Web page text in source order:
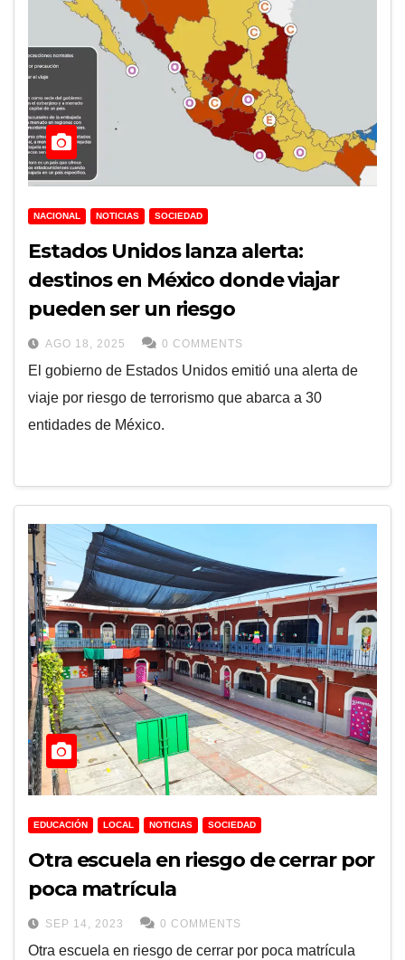
NACIONAL NOTICIAS SOCIEDAD
Estados Unidos lanza alerta:
destinos en México donde viajar
pueden ser un riesgo
AGO 18, 2025 0 COMMENTS
El gobierno de Estados Unidos emitió una alerta de
viaje por riesgo de terrorismo que abarca a 30
entidades de México.
EDUCACIÓN LOCAL NOTICIAS SOCIEDAD
Otra escuela en riesgo de cerrar por
poca matrícula
SEP 14, 2023 0 COMMENTS
Otra escuela en riesgo de cerrar por poca matrícula